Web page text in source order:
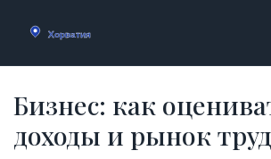
Бизнес: как
доходы и рынок